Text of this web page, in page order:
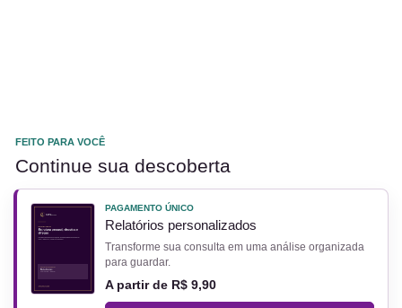
FEITO PARA VOCÊ
Continue sua descoberta
PAGAMENTO ÚNICO
Relatórios personalizados
Transforme sua consulta em uma análise organizada
para guardar.
A partir de R$ 9,90